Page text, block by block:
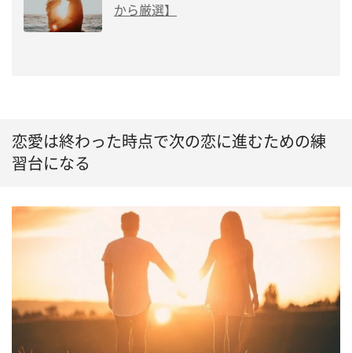
から厳選】
恋愛は終わった時点で次の恋に進むための練
習台になる